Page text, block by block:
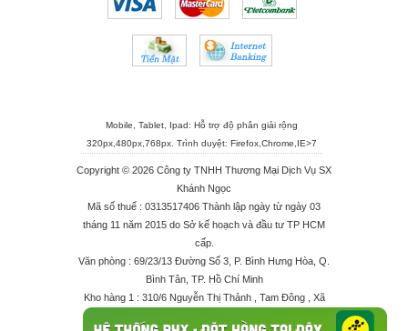
Mobile, Tablet, Ipad: Hỗ trợ độ phân giải rộng
320px,480px,768px. Trình duyệt: Firefox Chrome IE>7
Copyright © 2026 Công ty TNHH Thương Mại Dịch Vụ SX
Khánh Ngọc
Mã số thuế : 0313517406 Thành lập ngày từ ngày 03
tháng 11 năm 2015 do Sở kế hoạch và đầu tư TP HCM
cấp.
Văn phòng : 69/23/13 Đường Số 3, P. Bình Hưng Hòa, Q.
Bình Tân, TP. Hồ Chí Minh
Kho hàng 1 : 310/6 Nguyễn Thị Thảnh , Tam Đông , Xã